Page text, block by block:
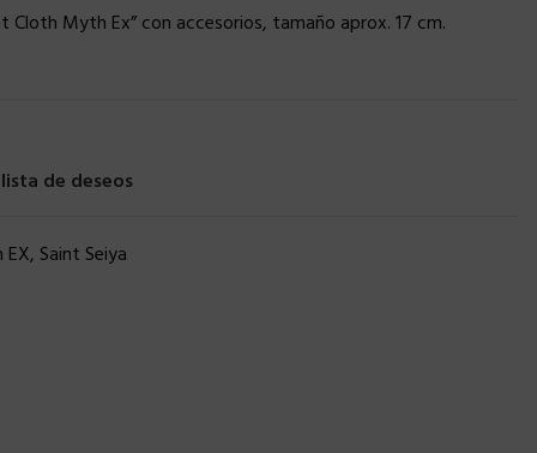
Cloth Myth Ex” con accesorios, tamaño aprox. 17 cm.
de deseos
, Saint Seiya